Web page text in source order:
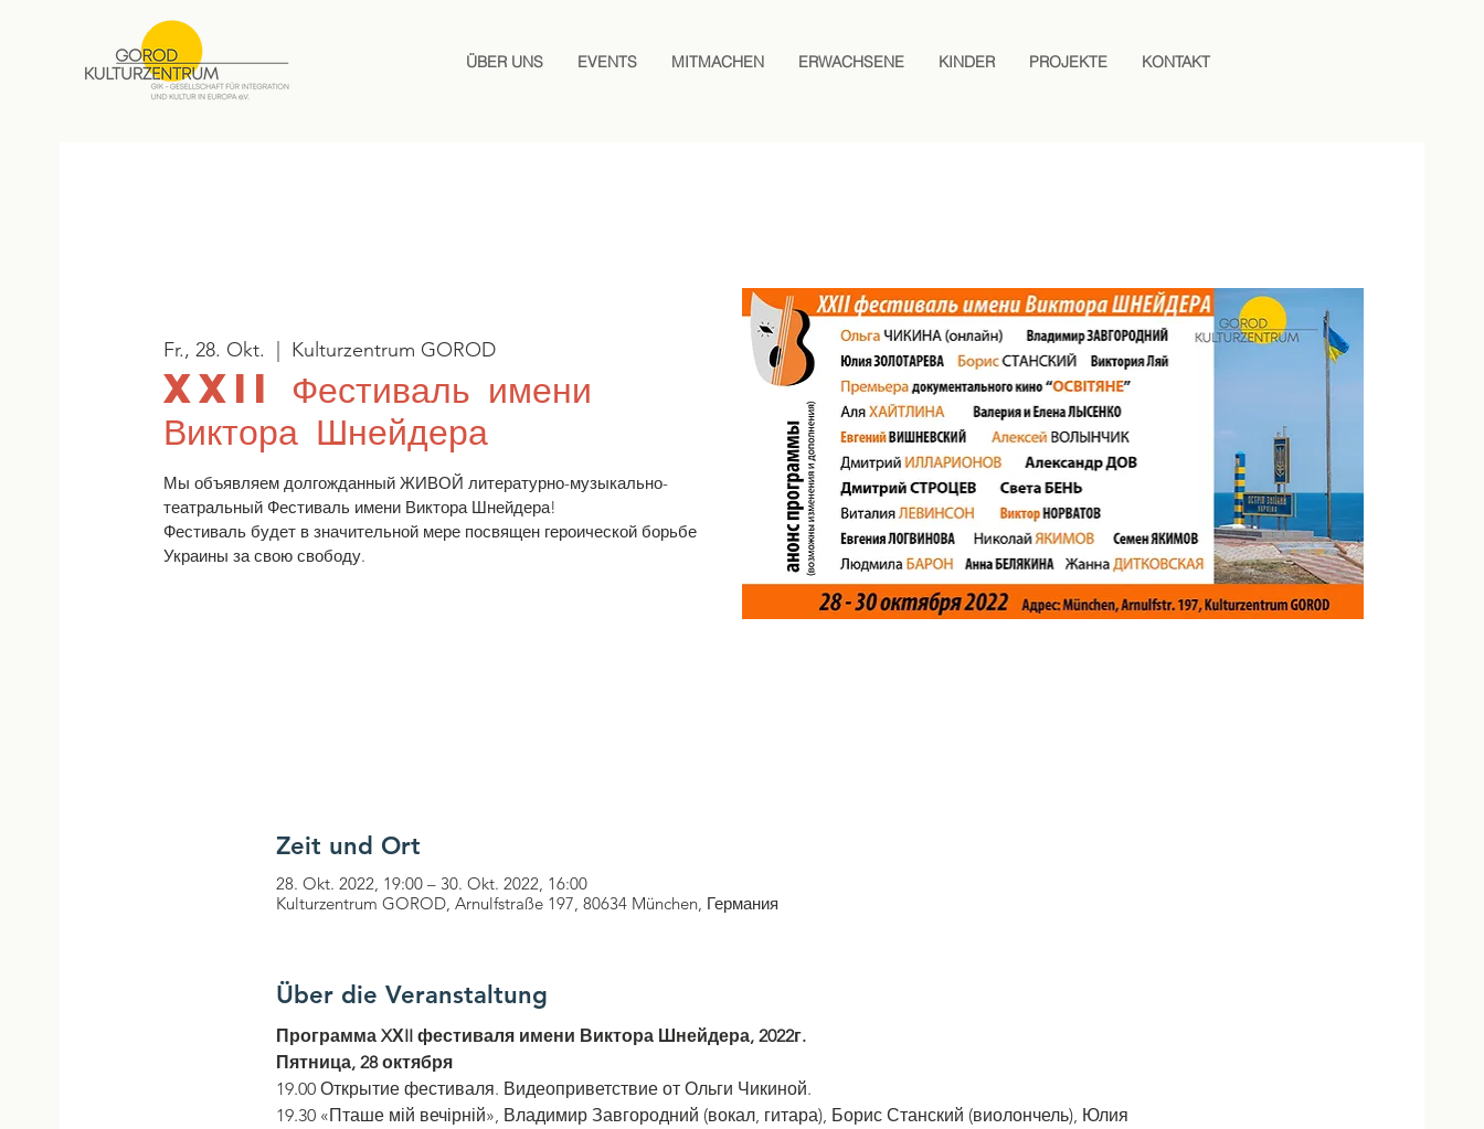
ÜBER UNS EVENTS MITMACHEN ERWACHSENE KINDER PROJEKTE KONTAKT
Fr., 28. Okt. Kulturzentrum GOROD
XXII Фестиваль имени
Виктора Шнейдера
Мы объявляем долгожданный ЖИВОЙ литературно-музыкально-
театральный Фестиваль имени Виктора Шнейдера!
Фестиваль будет в значительной мере посвящен героической борьбе
Украины за свою свободу.
Zeit und Ort
28. Okt. 2022, 19:00 – 30. Okt. 2022, 16:00
Kulturzentrum GOROD, Arnulfstraße 197, 80634 München, Германия
Über die Veranstaltung
Программа XХII фестиваля имени Виктора Шнейдера, 2022г.
Пятница, 28 октября
19.00 Открытие фестиваля. Видеоприветствие от Ольги Чикиной.
19.30 «Пташе мій вечірній», Владимир Завгородний (вокал, гитара), Борис Станский (виолончель), Юлия